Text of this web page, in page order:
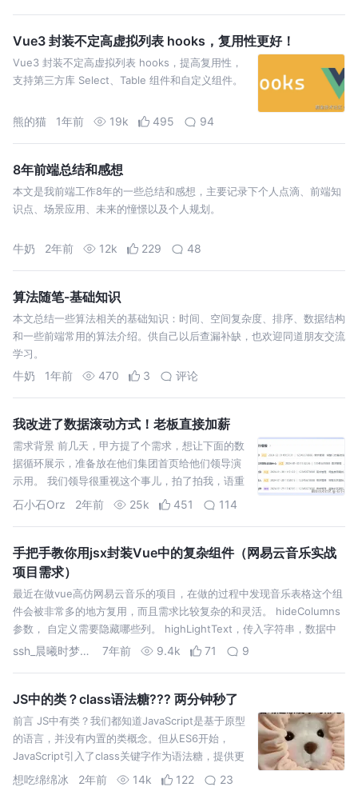
Vue3 封装不定高虚拟列表 hooks，复用性更好！
Vue3 封装不定高虚拟列表 hooks，提高复用性，
支持第三方库 Select、Table 组件和自定义组件。
熊的猫 1年前 19k 495 94
8年前端总结和感想
本文是我前端工作8年的一些总结和感想，主要记录下个人点滴、前端知
识点、场景应用、未来的憧憬以及个人规划。
牛奶 2年前 12k 229 48
算法随笔-基础知识
本文总结一些算法相关的基础知识：时间、空间复杂度、排序、数据结构
和一些前端常用的算法介绍。供自己以后查漏补缺，也欢迎同道朋友交流
学习。
牛奶 1年前 470 3 评论
我改进了数据滚动方式！老板直接加薪
需求背景 前几天，甲方提了个需求，想让下面的数
据循环展示，准备放在他们集团首页给他们领导演
示用。 我们领导很重视这个事儿，拍了拍我，语重
心长的说，小伙子，好好做。 我啪的一下就兴奋
石小石Orz 2年前 25k 451 114
手把手教你用jsx封装Vue中的复杂组件（网易云音乐实战
项目需求）
最近在做vue高仿网易云音乐的项目，在做的过程中发现音乐表格这个组
件会被非常多的地方复用，而且需求比较复杂的和灵活。 hideColumns
参数， 自定义需要隐藏哪些列。 highLightText，传入字符串，数据中
命中的字符串高亮。 首先 看一下我们平常的table写法。 …
ssh_晨曦时梦见兮 7年前 9.4k 71 9
JS中的类？class语法糖??? 两分钟秒了
前言 JS中有类？我们都知道JavaScript是基于原型
的语言，并没有内置的类概念。但从ES6开始，
JavaScript引入了class关键字作为语法糖，提供更
简洁的语法来创建对象
想吃绵绵冰 2年前 14k 122 23